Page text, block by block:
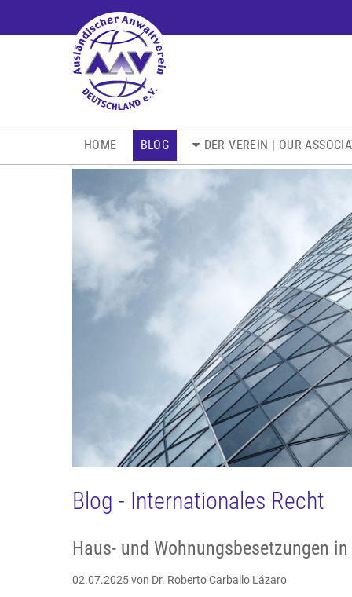
HOME BLOG DER VEREIN | OUR
Blog - Internationales Recht
Haus- und Wohnungsbesetzungen
02.07.2025von Dr. Roberto Carballo Lázaro